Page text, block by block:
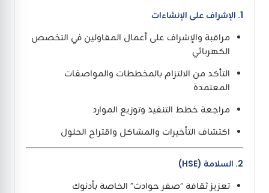
1. الإشراف على الإنشاءات
مراقبة والإشراف على أعمال المقاولين في التخصص
الكهربائي
التأكد من الالتزام بالمخططات والمواصفات
المعتمدة
مراجعة خطط التنفيذ وتوزيع الموارد
اكتشاف التأخيرات والمشاكل واقتراح الحلول
2. السلامة (HSE)
تعزيز ثقافة “صفر حوادث” الخاصة بأدنوك